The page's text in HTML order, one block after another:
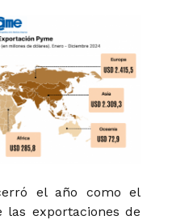
el año como el
las exportaciones de